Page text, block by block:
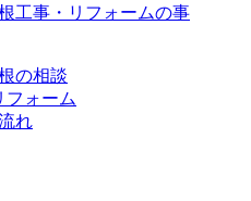
工事・リフォームの事
の相談
フォーム
れ